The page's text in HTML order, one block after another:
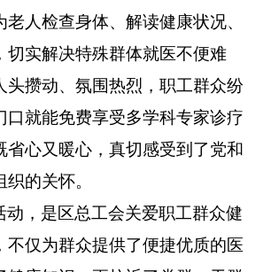
人检查身体、解读健康状况、
切实解决特殊群体就医不便难
头攒动、氛围热烈，职工群众纷
口就能免费享受多学科专家诊疗
省心又暖心，真切感受到了党和
的关怀。
动，是区总工会关爱职工群众健
不仅为群众提供了便捷优质的医